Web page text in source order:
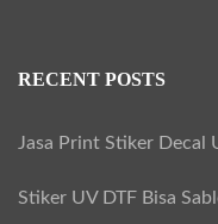
RECENT POSTS
Jasa Print Stiker Decal
Stiker UV DTF Bisa